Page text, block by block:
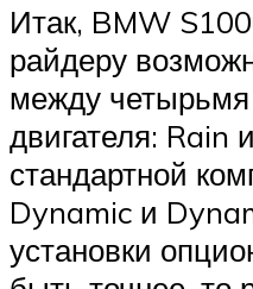
Итак, BMW
райдеру
между
двигателя: Rain
стандартной
Dynamic и
установки